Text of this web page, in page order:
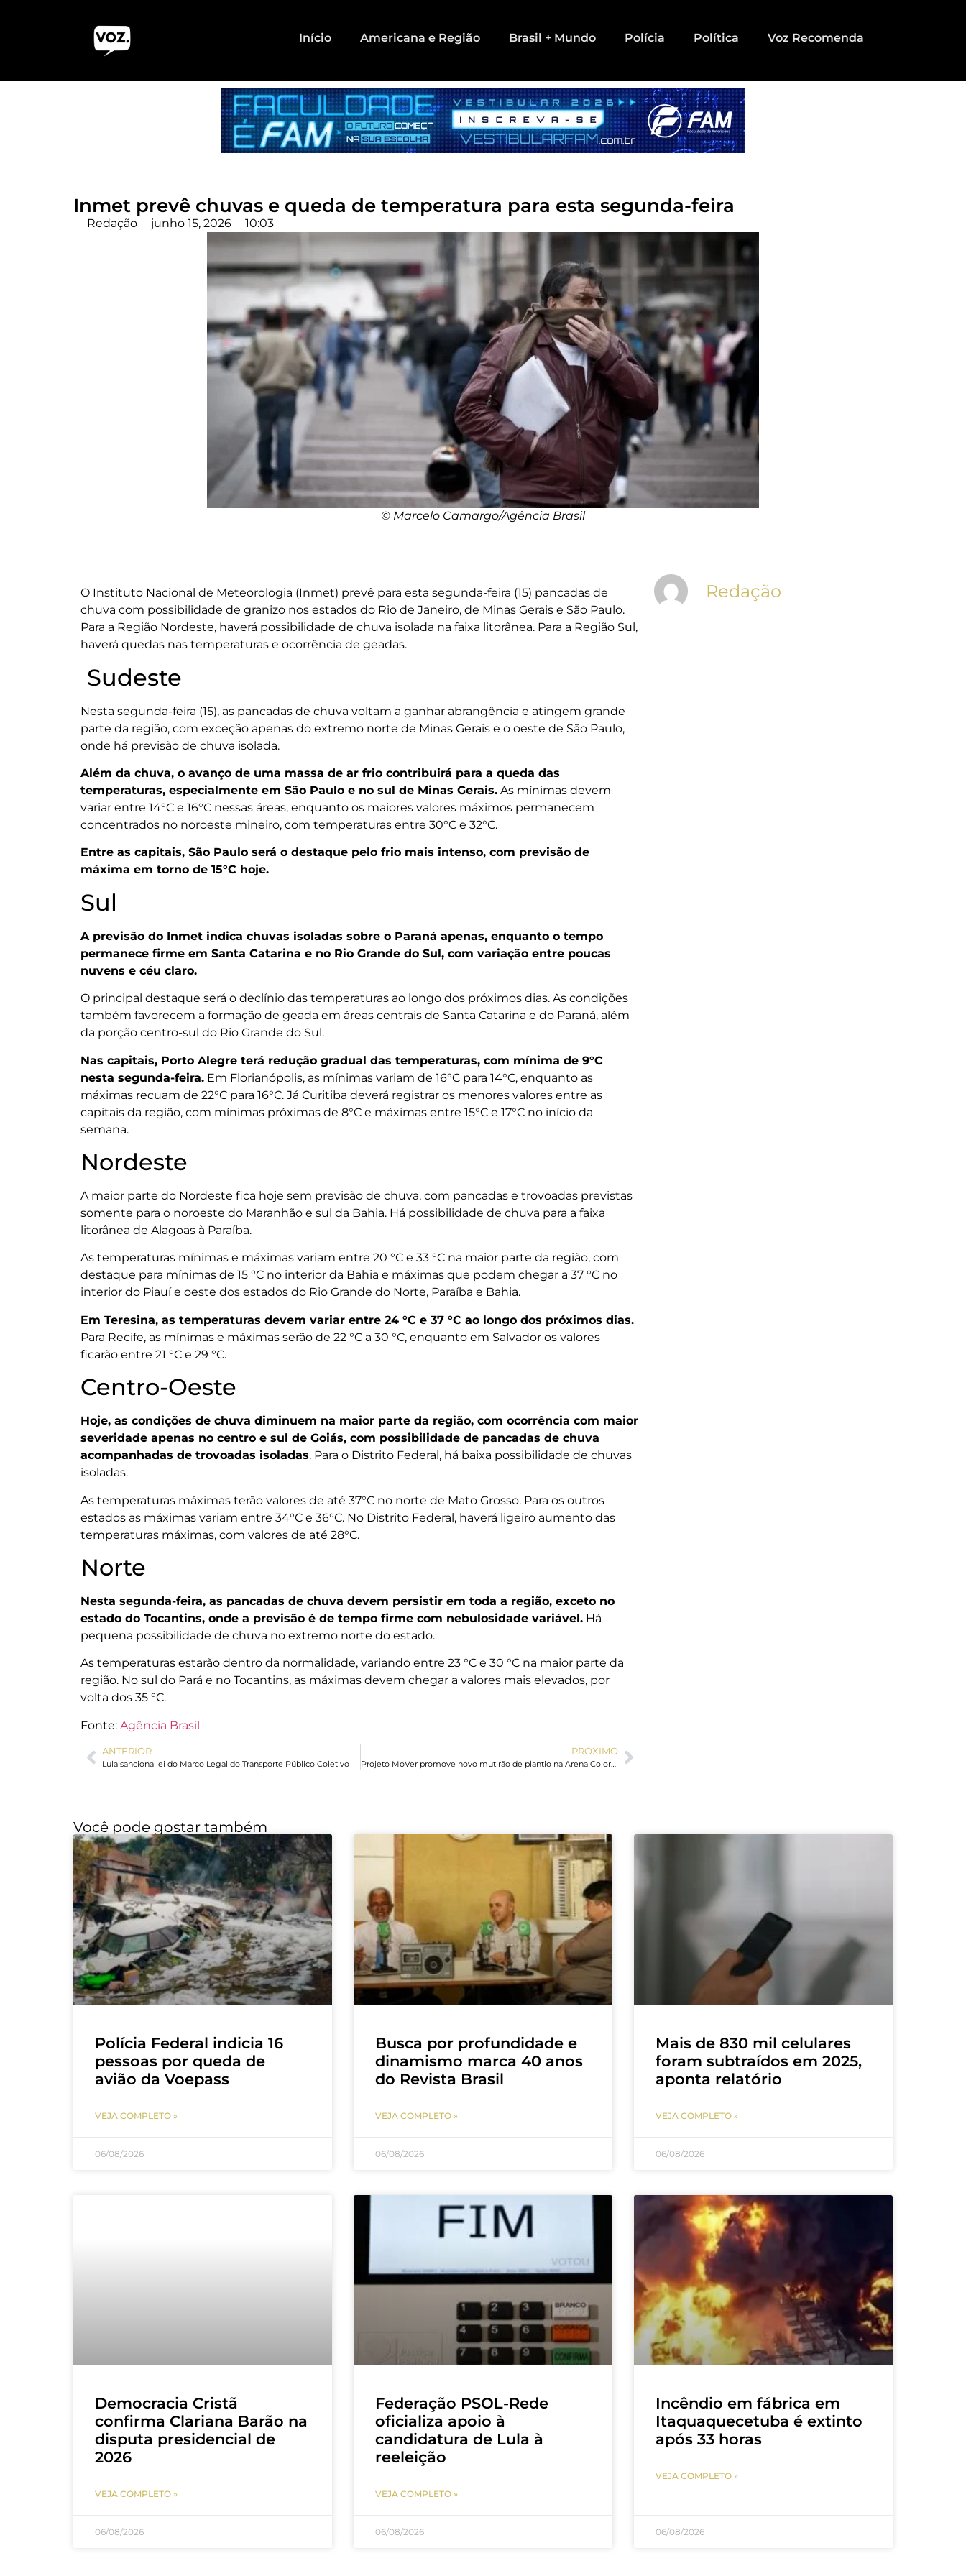
Início Americana e Região Brasil + Mundo Polícia Política Voz Recomenda
Inmet prevê chuvas e queda de temperatura para esta segunda-feira
Redação junho 15, 2026 10:03
© Marcelo Camargo/Agência Brasil
O Instituto Nacional de Meteorologia (Inmet) prevê para esta segunda-feira (15) pancadas de
chuva com possibilidade de granizo nos estados do Rio de Janeiro, de Minas Gerais e São Paulo.
Para a Região Nordeste, haverá possibilidade de chuva isolada na faixa litorânea. Para a Região Sul,
haverá quedas nas temperaturas e ocorrência de geadas.
Sudeste
Nesta segunda-feira (15), as pancadas de chuva voltam a ganhar abrangência e atingem grande
parte da região, com exceção apenas do extremo norte de Minas Gerais e o oeste de São Paulo,
onde há previsão de chuva isolada.
Além da chuva, o avanço de uma massa de ar frio contribuirá para a queda das
temperaturas, especialmente em São Paulo e no sul de Minas Gerais. As mínimas devem
variar entre 14°C e 16°C nessas áreas, enquanto os maiores valores máximos permanecem
concentrados no noroeste mineiro, com temperaturas entre 30°C e 32°C.
Entre as capitais, São Paulo será o destaque pelo frio mais intenso, com previsão de
máxima em torno de 15°C hoje.
Sul
A previsão do Inmet indica chuvas isoladas sobre o Paraná apenas, enquanto o tempo
permanece firme em Santa Catarina e no Rio Grande do Sul, com variação entre poucas
nuvens e céu claro.
O principal destaque será o declínio das temperaturas ao longo dos próximos dias. As condições
também favorecem a formação de geada em áreas centrais de Santa Catarina e do Paraná, além
da porção centro-sul do Rio Grande do Sul.
Nas capitais, Porto Alegre terá redução gradual das temperaturas, com mínima de 9°C
nesta segunda-feira. Em Florianópolis, as mínimas variam de 16°C para 14°C, enquanto as
máximas recuam de 22°C para 16°C. Já Curitiba deverá registrar os menores valores entre as
capitais da região, com mínimas próximas de 8°C e máximas entre 15°C e 17°C no início da
semana.
Nordeste
A maior parte do Nordeste fica hoje sem previsão de chuva, com pancadas e trovoadas previstas
somente para o noroeste do Maranhão e sul da Bahia. Há possibilidade de chuva para a faixa
litorânea de Alagoas à Paraíba.
As temperaturas mínimas e máximas variam entre 20 °C e 33 °C na maior parte da região, com
destaque para mínimas de 15 °C no interior da Bahia e máximas que podem chegar a 37 °C no
interior do Piauí e oeste dos estados do Rio Grande do Norte, Paraíba e Bahia.
Em Teresina, as temperaturas devem variar entre 24 °C e 37 °C ao longo dos próximos dias.
Para Recife, as mínimas e máximas serão de 22 °C a 30 °C, enquanto em Salvador os valores
ficarão entre 21 °C e 29 °C.
Centro-Oeste
Hoje, as condições de chuva diminuem na maior parte da região, com ocorrência com maior
severidade apenas no centro e sul de Goiás, com possibilidade de pancadas de chuva
acompanhadas de trovoadas isoladas. Para o Distrito Federal, há baixa possibilidade de chuvas
isoladas.
As temperaturas máximas terão valores de até 37°C no norte de Mato Grosso. Para os outros
estados as máximas variam entre 34°C e 36°C. No Distrito Federal, haverá ligeiro aumento das
temperaturas máximas, com valores de até 28°C.
Norte
Nesta segunda-feira, as pancadas de chuva devem persistir em toda a região, exceto no
estado do Tocantins, onde a previsão é de tempo firme com nebulosidade variável. Há
pequena possibilidade de chuva no extremo norte do estado.
As temperaturas estarão dentro da normalidade, variando entre 23 °C e 30 °C na maior parte da
região. No sul do Pará e no Tocantins, as máximas devem chegar a valores mais elevados, por
volta dos 35 °C.
Fonte: Agência Brasil
ANTERIOR
Lula sanciona lei do Marco Legal do Transporte Público Coletivo
PRÓXIMO
Projeto MoVer promove novo mutirão de plantio na Arena Colorado no dia 28/06
Redação
Você pode gostar também
Polícia Federal indicia 16
pessoas por queda de
avião da Voepass
VEJA COMPLETO »
06/08/2026
Busca por profundidade e
dinamismo marca 40 anos
do Revista Brasil
VEJA COMPLETO »
06/08/2026
Mais de 830 mil celulares
foram subtraídos em 2025,
aponta relatório
VEJA COMPLETO »
06/08/2026
Democracia Cristã
confirma Clariana Barão na
disputa presidencial de
2026
VEJA COMPLETO »
06/08/2026
Federação PSOL-Rede
oficializa apoio à
candidatura de Lula à
reeleição
VEJA COMPLETO »
06/08/2026
Incêndio em fábrica em
Itaquaquecetuba é extinto
após 33 horas
VEJA COMPLETO »
06/08/2026